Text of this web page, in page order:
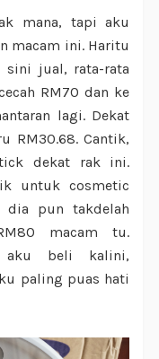
mana, tapi aku
macam ini. Haritu
sini jual, rata-rata
RM70 dan ke
lagi. Dekat
RM30.68. Cantik,
dekat rak ini.
untuk cosmetic
dia pun takdelah
macam tu.
aku beli kalini,
paling puas hati